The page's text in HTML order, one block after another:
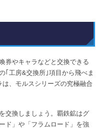
券やキャラなどと交換できる
｢工房&交換所｣項目から飛べま
、モルスシリーズの究極融合
交換しましょう。覇鉄鉱はグ
ド」や「フラムロード」を強